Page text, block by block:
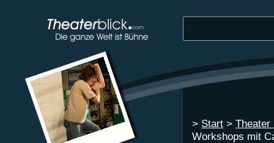
> Start > Theater
Workshops mit